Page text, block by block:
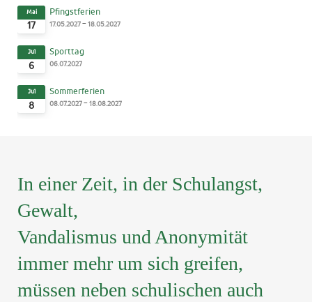
17
Mai Pfingstferien
17.05.2027-18.05.2027
6
Jul Sporttag
06.07.2027
8
Jul Sommerferien
08.07.2027-18.08.2027
In einer Zeit, in der Schulangst,
Gewalt,
Vandalismus und Anonymität
immer mehr um sich greifen,
müssen neben schulischen auch